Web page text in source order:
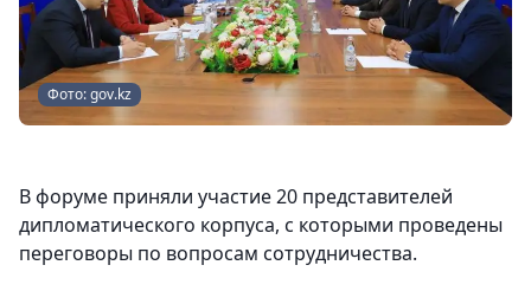
Фото: gov.kz
В форуме приняли участие 20 представителей
дипломатического корпуса, с которыми проведены
переговоры по вопросам сотрудничества.